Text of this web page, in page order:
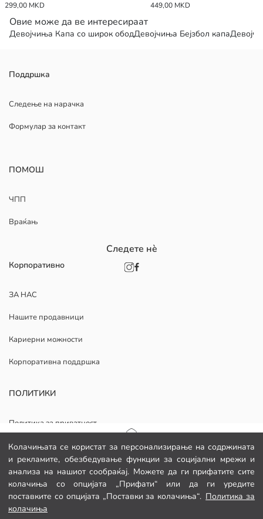
Колачињата се користат за персонализирање на содржината
и рекламите, обезбедување функции за социјални мрежи и
анализа на нашиот сообраќај. Можете да ги прифатите сите
колачиња со опцијата „Прифати“ или да ги уредите
поставките со опцијата „Поставки за колачиња“. Политика за
колачиња
Почетна страница
Категории
Мојата кошничка
299,00 MKD
449,00 MKD
Овие може да ве интересираат
Девојчиња Капа со широк ободДевојчиња Бејзбол капа
1/50
Поддршка
Следење на нарачка
Формулар за контакт
ПОМОШ
ЧПП
Враќањ
Корпоративно
ЗА НАС
Нашите продавници
Кариерни можности
Корпоративна поддршка
ПОЛИТИКИ
Политика за приватност
Општи услови
Политика за колачиња
Изјава за приватност за видео надзор
Следете нè